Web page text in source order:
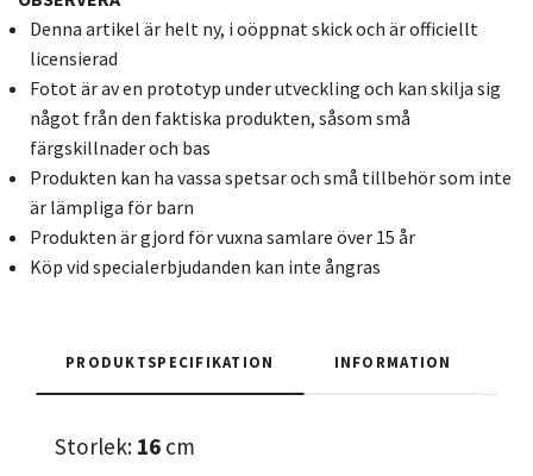
Denna artikel är helt ny, i oöppnat skick och är officiellt
licensierad
Fotot är av en prototyp under utveckling och kan skilja sig
något från den faktiska produkten, såsom små
färgskillnader och bas
Produkten kan ha vassa spetsar och små tillbehör som inte
är lämpliga för barn
Produkten är gjord för vuxna samlare över 15 år
Köp vid specialerbjudanden kan inte ångras
PRODUKTSPECIFIKATION INFORMATION
Storlek: 16 cm